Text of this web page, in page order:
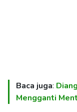
Baca juga:
Mengganti